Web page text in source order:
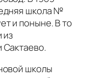
школа №
и поныне. В то
из
Сактаево.
школы